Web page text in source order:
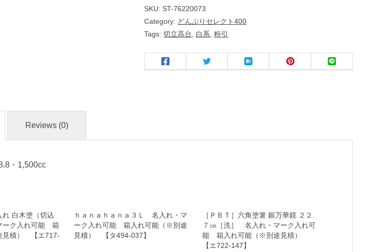
華
立
高
ｍ
和
食
SKU: ST-76220073
Category: どんぶりセレクト400
Tags:切立高台 白系 ,粉引
Reviews (0)
・1,500cc
れ 白木塗（切込
ーク入れ可能 箱
見積） 【エ717-
ｈａｎａｈａｎａ３Ｌ 名入れ・マ
ーク入れ可能 箱入れ可能（※別途
見積） 【タ494-037】
［ＰＢＴ］六角塗箸 銀万華鏡 ２２.
７㎝［洗］ 名入れ・マーク入れ可
能 箱入れ可能（※別途見積）
【エ722-147】